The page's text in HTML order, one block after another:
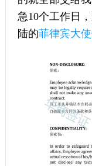
急10个工作日
陆的菲律宾大